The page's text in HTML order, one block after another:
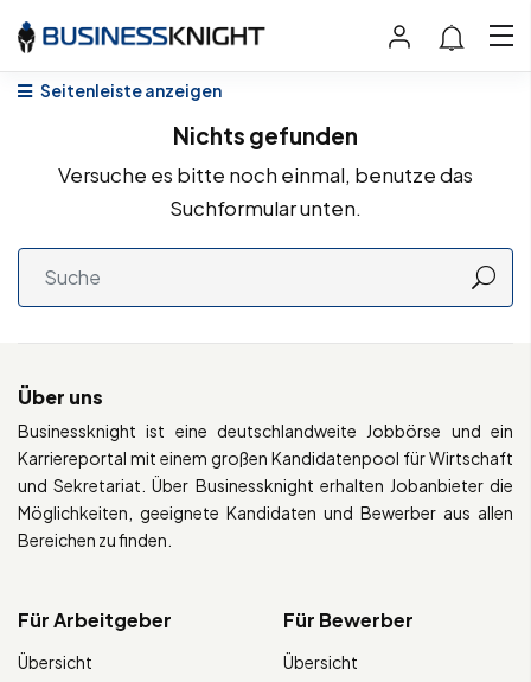
Seitenleiste anzeigen
Nichts gefunden
Versuche es bitte noch einmal, benutze das
Suchformular unten.
Über uns
Businessknight ist eine deutschlandweite Jobbörse und ein
Karriereportal mit einem großen Kandidatenpool für Wirtschaft
und Sekretariat. Über Businessknight erhalten Jobanbieter die
Möglichkeiten, geeignete Kandidaten und Bewerber aus allen
Bereichen zu finden.
Für Arbeitgeber
Übersicht
Für Bewerber
Übersicht